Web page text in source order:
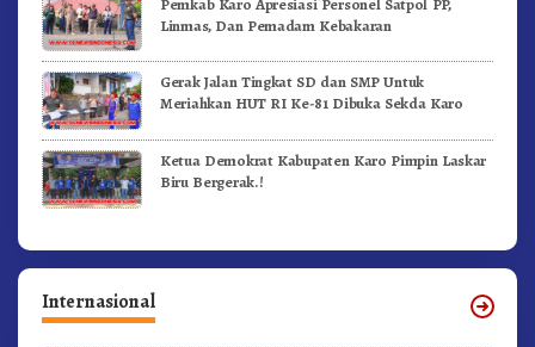
Linmas, Dan Pemadam Kebakaran
Gerak Jalan Tingkat SD dan SMP Untuk
Meriahkan HUT RI Ke-81 Dibuka Sekda Karo
Ketua Demokrat Kabupaten Karo Pimpin Laskar
Biru Bergerak.!
Internasional